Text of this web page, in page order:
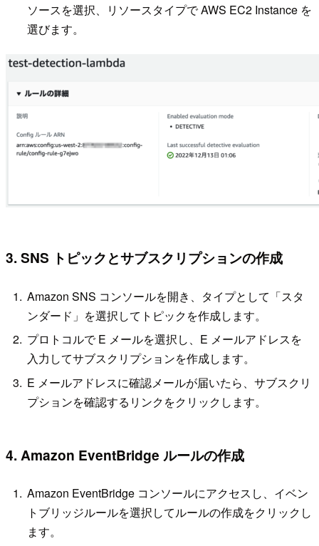
ソースを選択、リソースタイプで AWS EC2 Instance を
選びます。
3. SNS トピックとサブスクリプションの作成
Amazon SNS コンソールを開き、タイプとして「スタ
ンダード」を選択してトピックを作成します。
プロトコルで E メールを選択し、E メールアドレスを
入力してサブスクリプションを作成します。
E メールアドレスに確認メールが届いたら、サブスクリ
プションを確認するリンクをクリックします。
4. Amazon EventBridge ルールの作成
Amazon EventBridge コンソールにアクセスし、イベン
トブリッジルールを選択してルールの作成をクリックし
ます。